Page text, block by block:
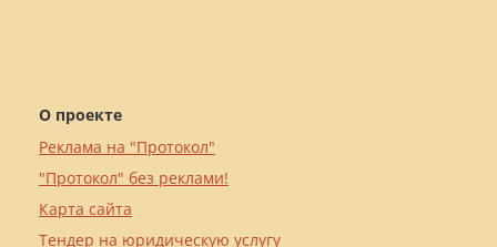
О проекте
Реклама на "Протокол"
"Протокол" без реклами!
Карта сайта
Тендер на юридическую услугу